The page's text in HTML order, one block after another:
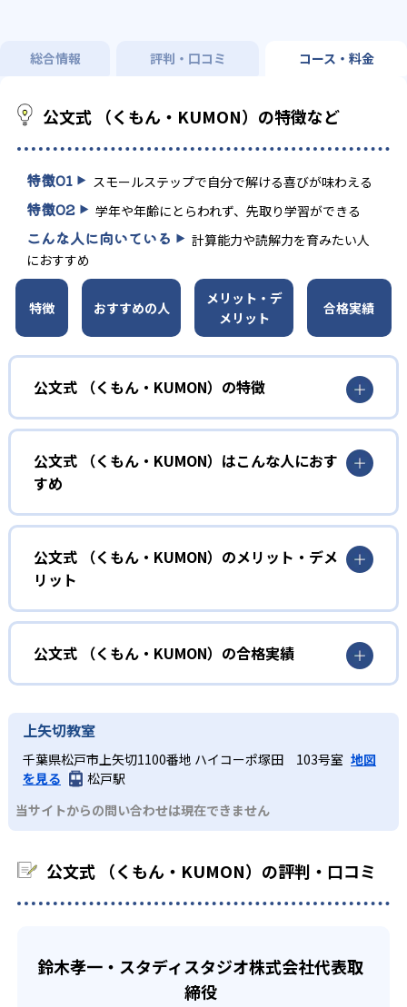
総合情報 評判・口コミ コース・料金
公文式 （くもん・KUMON）の特徴など
特徴01 スモールステップで自分で解ける喜びが味わえる
特徴02 学年や年齢にとらわれず、先取り学習ができる
こんな人に向いている
計算能力や読解力を育みたい人
におすすめ
特徴 おすすめの人
メリット・デ
メリット
合格実績
公文式 （くもん・KUMON）の特徴
01
無学年式の学力別学習
KUMONでは、年齢や学年にとらわれずに、一人ひとりの学
力に応じたレベルから学習を始めている。
確実に100点が取れるレベルから少しずつ難易度を上げてい
しさを経験できる。
ルステップで進んでいけるよう工夫されている。このスタ
イルは子どもの学習意欲をかき立てるため、教えてもらう
という受け身の姿勢ではなく、自ら進んで学ぶ姿勢を身に
つけられるだろう。
また、自学学習スタイルで学ぶ子どもたちは、自らの学習
課題に気がつくようになる。学年を超えた範囲も学習でき
るため、早い時期から高校教材に進む生徒もいる。
03 フレキシブルな受講スタイル
でも週2回受講できる。そのため、部活や他の習い事で忙し
らのオンライン受講と通室を組み合わせることも可能だ。
公文式 （くもん・KUMON）はこんな人におす
すめ
幼児
小学校に入る準備をしたい幼児向け
KUMONでは細かいステップに分かれた教材で、わかる楽し
さを経験しながら無理なく力を高めていける。
性格や学習への取り組み姿勢に合わせて内容も調整するた
め、小学校に入ってもつまずきにくい学力を身につけられ
るだろう。
中学に向けて苦手教科を克服したい子ども向け
KUMONでは経験豊富な先生が、子どものやる気を引き出せ
るよう適切なヒントを与えたり、声かけをしたりしてい
少しずつ苦手意識を克服できるだろう。
部活や習い事と両立したい生徒向け
KUMONでは、一人ひとりの学習状況やスケジュールに合わ
宿題の量や進め方に関しては、いつでも気軽に相談可能
だ。
公文式 （くもん・KUMON）のメリット・デメ
リット
どんなメリットがある？
KUMONでは自学自習スタイルで勉強するため、集中力や目
標に向かって頑張りやり抜く力を育むことができる。ま
た、年齢や学年にとらわれずに自分の学力に相応したレベ
ルから学習できるため、難しすぎてやる気を損ねたり、簡
単すぎて退屈することもない。
どんなデメリットがある？
KUMONでは、中高生のクラスでも数学・英語・国語の3教
科に限られるため、その他の教科に関しては他塾を検討す
る必要があるだろう。
公文式 （くもん・KUMON）の合格実績
KUMONは、公式サイトでは合格実績は公開していない。志
わせたい。
上矢切教室
千葉県松戸市上矢切1100番地 ハイコーポ塚田 103号室 地図
を見る
松戸駅
当サイトからの問い合わせは現在できません
公文式 （くもん・KUMON）の評判・口コミ
鈴木孝一・スタディスタジオ株式会社代表取
締役